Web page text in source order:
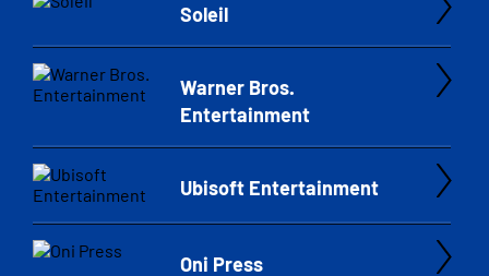
Soleil
Warner Bros.
Entertainment
Ubisoft Entertainment
Oni Press